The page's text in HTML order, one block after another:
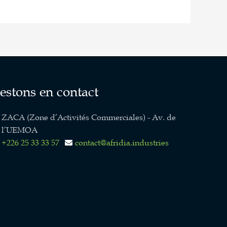
en contact
ZACA (Zone d’Activités Commerciales) - Av. de
l’UEMOA
+226 25 33 33 57
contact@afridia.industries